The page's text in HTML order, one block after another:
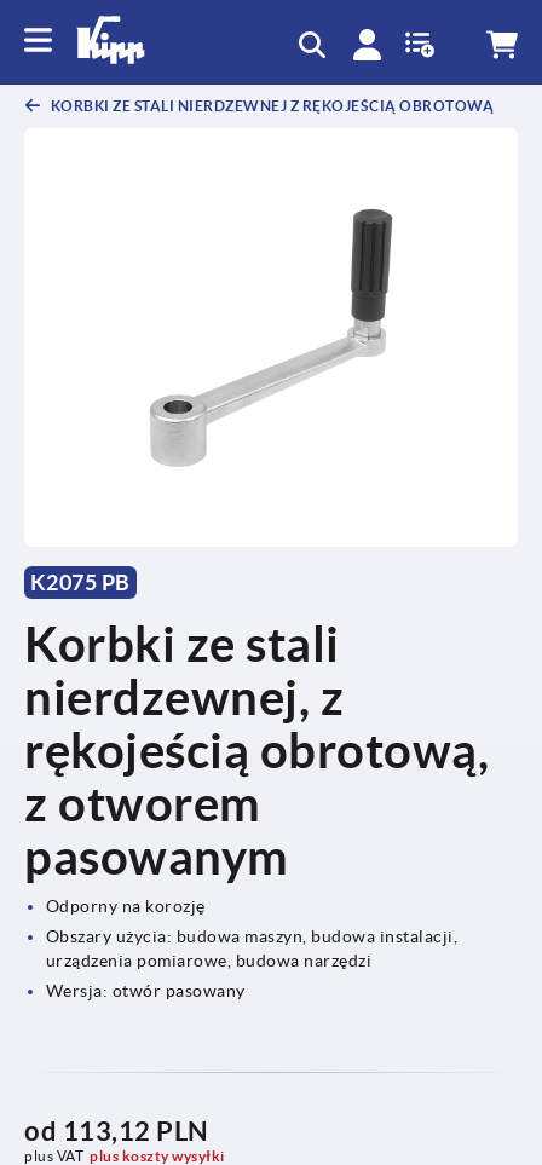
KORBKI ZE STALI NIERDZEWNEJ Z RĘKOJEŚCIĄ OBROTOWĄ
K2075 PB
Korbki ze stali
nierdzewnej, z
rękojeścią obrotową,
z otworem
pasowanym
Odporny na korozję
Obszary użycia: budowa maszyn, budowa instalacji,
urządzenia pomiarowe, budowa narzędzi
Wersja: otwór pasowany
od 113,12 PLN
plus VAT plus koszty wysyłki